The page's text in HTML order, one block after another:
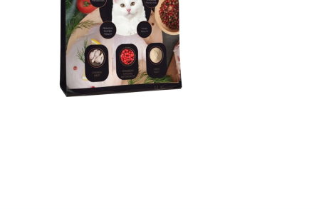
ADAUGĂ ÎN COȘ / QUICK VIEW